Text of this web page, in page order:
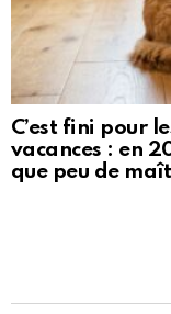
C’est fini pour
vacances : en
que peu de